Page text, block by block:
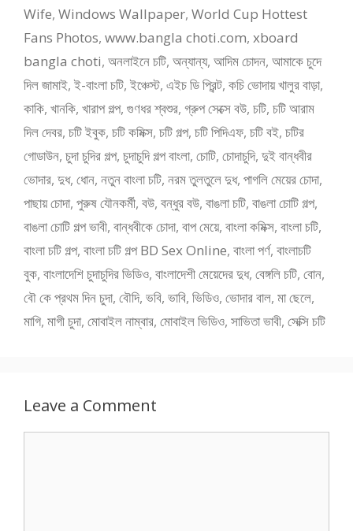
Wife, Windows Wallpaper, World Cup Hottest
Fans Photos, www.bangla choti.com, xboard
bangla choti, অনলাইনে চটি, অন্যান্য, আদিম চোদন, আমাকে চুদে
দিল জামাই,ই-বাংলা চটি,ইঞ্চেস্ট, এইচ ডি প্রিন্ট, কচি ভোদায় খালুর বাড়া,
কাকি, খানকি, খারাপ গল্প, গুণধর শ্বশুর, গ্রুপ সেক্সে বউ, চটি, চটি আরাম
দিল দেবর, চটি ইবুক, চটি কমিক্স, চটি গল্প, চটি পিদিএফ, চটি বই, চটির
গোডাউন, চুদা চুদির গল্প, চুদাচুদি গল্প বাংলা, চোটি, চোদাচুদি, দুই বান্ধবীর
ভোদার, দুধ, ধোন, নতুন বাংলা চটি, নরম তুলতুলে দুধ, পাগলি মেয়ের চোদা,
পাছায় চোদা, পুরুষ যৌনকর্মী, বউ, বন্ধুর বউ, বাঙলা চটি, বাঙলা চোটি গল্প,
বাঙলা চোটি গল্প ভাবী, বান্ধবীকে চোদা, বাপ মেয়ে, বাংলা কমিক্স, বাংলা চটি,
বাংলা চটি গল্প, বাংলা চটি গল্প BD Sex Online, বাংলা পর্ণ, বাংলাচটি
বুক, বাংলাদেশি চুদাচুদির ভিডিও, বাংলাদেশী মেয়েদের দুধ, বেঙ্গলি চটি, বোন,
বৌ কে প্রথম দিন চুদা, বৌদি, ভবি, ভাবি, ভিডিও, ভোদার বাল, মা ছেলে,
মাগি, মাগী চুদা, মোবাইল নাম্বার, মোবাইল ভিডিও, সাভিতা ভাবী, সেক্সি চটি
Leave a Comment